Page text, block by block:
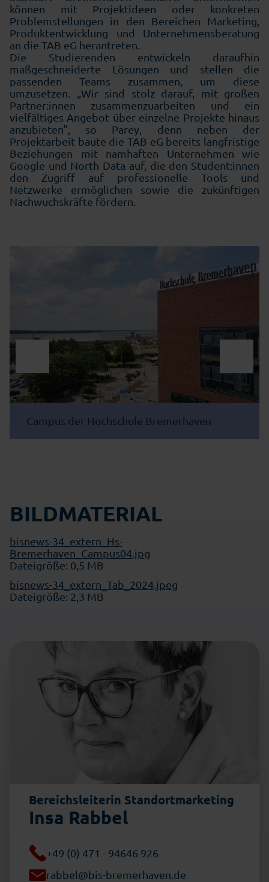
können mit Projektideen oder konkreten
Problemstellungen in den Bereichen Marketing,
Produktentwicklung und Unternehmensberatung
an die TAB eG herantreten.
Die Studierenden entwickeln daraufhin
maßgeschneiderte Lösungen und stellen die
passenden Teams zusammen, um diese
umzusetzen. „Wir sind stolz darauf, mit großen
Partner:innen zusammenzuarbeiten und ein
vielfältiges Angebot über einzelne Projekte hinaus
anzubieten", so Parey, denn neben der
Projektarbeit baute die TAB eG bereits langfristige
Beziehungen mit namhaften Unternehmen wie
Google und North Data auf, die den Student:innen
den Zugriff auf professionelle Tools und
Netzwerke ermöglichen sowie die zukünftigen
Nachwuchskräfte fördern.
Campus der Hochschule Bremerhaven
BILDMATERIAL
bisnews-34_extern_Hs-
Bremerhaven_Campus04.jpg
Dateigröße: 0,5 MB
bisnews-34_extern_Tab_2024.jpeg
Dateigröße: 2,3 MB
Bereichsleiterin Standortmarketing
Insa Rabbel
+49 (0) 471 - 94646 926
rabbel@bis-bremerhaven.de